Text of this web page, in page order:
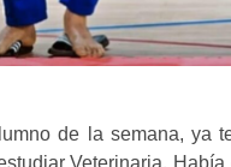
de la semana, ya
Veterinaria. Había